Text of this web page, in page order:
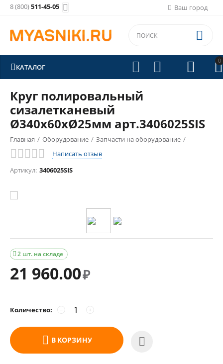
Ваш город
8 (800)511-45-05 
0


 

КАТАЛОГ
Круг полировальный
сизалетканевый
Ø340х60хØ25мм арт.3406025SIS
Главная / Оборудование / Запчасти на оборудование /
Запчасти на Knecht /
Написать отзыв
Артикул: 3406025SIS
2 шт. на складе

21 960.00₽
Количество: +
−
В КОРЗИНУ